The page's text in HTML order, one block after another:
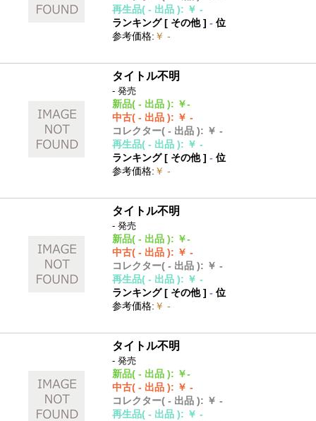
再生品( - 出品 ): ￥ -
ランキング [ その他]- 位
参考価格: ￥ -
タイトル不明
- 発売
新品( - 出品 ): ￥-
中古( - 出品 ): ￥ -
コレクター( - 出品 ): ￥ -
再生品( - 出品 ): ￥ -
ランキング [ その他]- 位
参考価格: ￥ -
タイトル不明
- 発売
新品( - 出品 ): ￥-
中古( - 出品 ): ￥ -
コレクター( - 出品 ): ￥ -
再生品( - 出品 ): ￥ -
ランキング [ その他]- 位
参考価格: ￥ -
タイトル不明
- 発売
新品( - 出品 ): ￥-
中古( - 出品 ): ￥ -
コレクター( - 出品 ): ￥ -
再生品( - 出品 ): ￥ -